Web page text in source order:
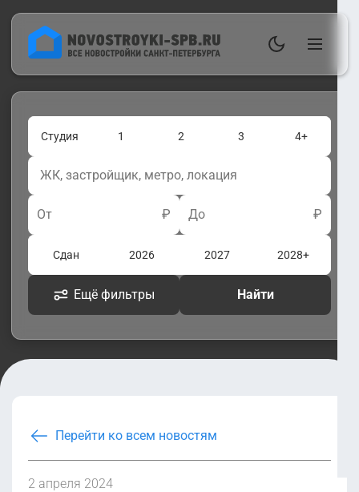
Студия 1 2 3 4+
От ₽ До ₽
Сдан 2026 2027 2028+
Ещё фильтры Найти
Перейти ко всем новостям
2 апреля 2024